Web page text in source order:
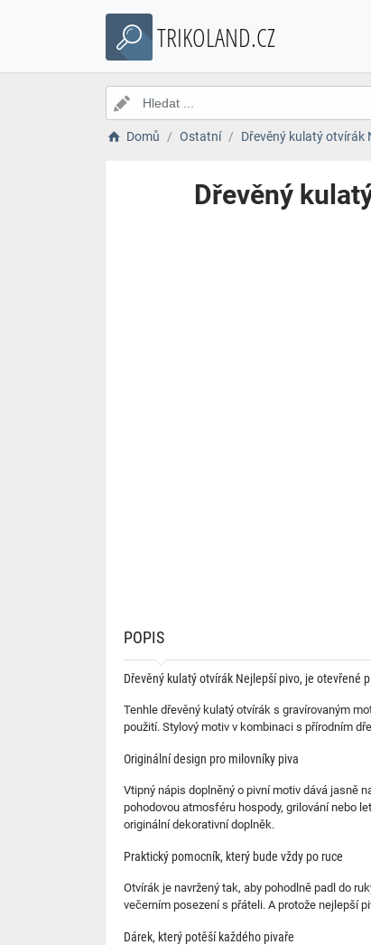
TRIKOLAND.CZ
Domů Ostatní Dřevěný kulatý otvírák
Dřevěný
POPIS
Dřevěný kulatý otvírák Nejlepší pivo, je otevřené
Tenhle dřevěný kulatý otvírák s gravírovaným
použití. Stylový motiv v kombinaci s přírodním
Originální design pro milovníky piva
Vtipný nápis doplněný o pivní motiv dává jasně
pohodovou atmosféru hospody, grilování nebo
originální dekorativní doplněk.
Praktický pomocník, který bude vždy po ruce
Otvírák je navržený tak, aby pohodlně padl do
večerním posezení s přáteli. A protože nejlepší
Dárek, který potěší každého pivaře